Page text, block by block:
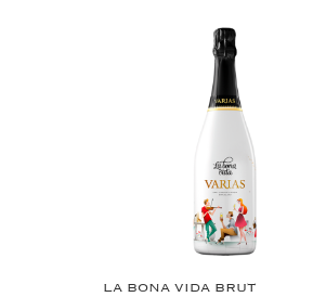
LA BONA VIDA BRUT